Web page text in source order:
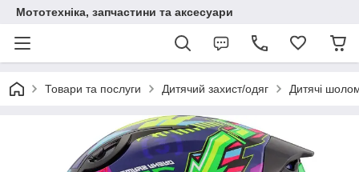
Мототехніка, запчастини та аксесуари
Товари та послуги Дитячий захист/одяг Дитячі